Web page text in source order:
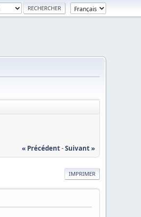
« Précédent-Suivant »
IMPRIMER